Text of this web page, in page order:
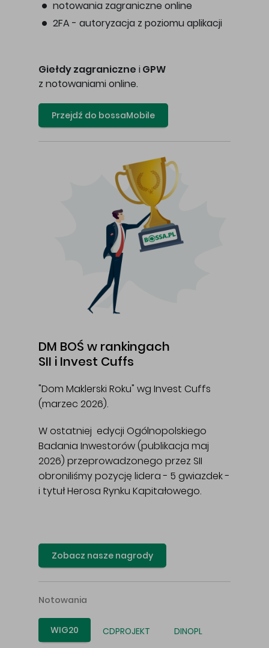
notowania zagraniczne online
2FA - autoryzacja z poziomu aplikacji
Giełdy zagraniczne i GPW
z notowaniami online.
Przejdź do bossaMobile
DM BOŚ w rankingach
SII i Invest Cuffs
"Dom Maklerski Roku" wg Invest Cuffs
(marzec 2026).
W ostatniej edycji Ogólnopolskiego
Badania Inwestorów (publikacja maj
2026) przeprowadzonego przez SII
obroniliśmy pozycję lidera - 5 gwiazdek -
i tytuł Herosa Rynku Kapitałowego.
Zobacz nasze nagrody
Notowania
WIG20 CDPROJEKT DINOPL